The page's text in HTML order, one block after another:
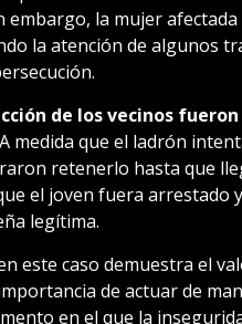
embargo, la mujer
la atención de algunos
de los vecinos
medida que el ladrón
retenerlo hasta que
el joven fuera arrestado
legítima.
este caso demuestra el
de actuar de
en el que la